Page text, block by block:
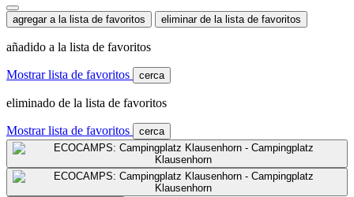
agregar a la lista de favoritos eliminar de la lista de favoritos
añadido a la lista de favoritos
Mostrar lista de favoritos cerca
eliminado de la lista de favoritos
Mostrar lista de favoritos cerca